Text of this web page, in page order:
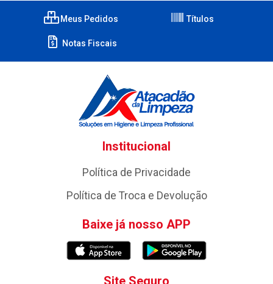
Meus Pedidos Títulos
Notas Fiscais
Institucional
Política de Privacidade
Política de Troca e Devolução
Baixe já nosso APP
Site Seguro